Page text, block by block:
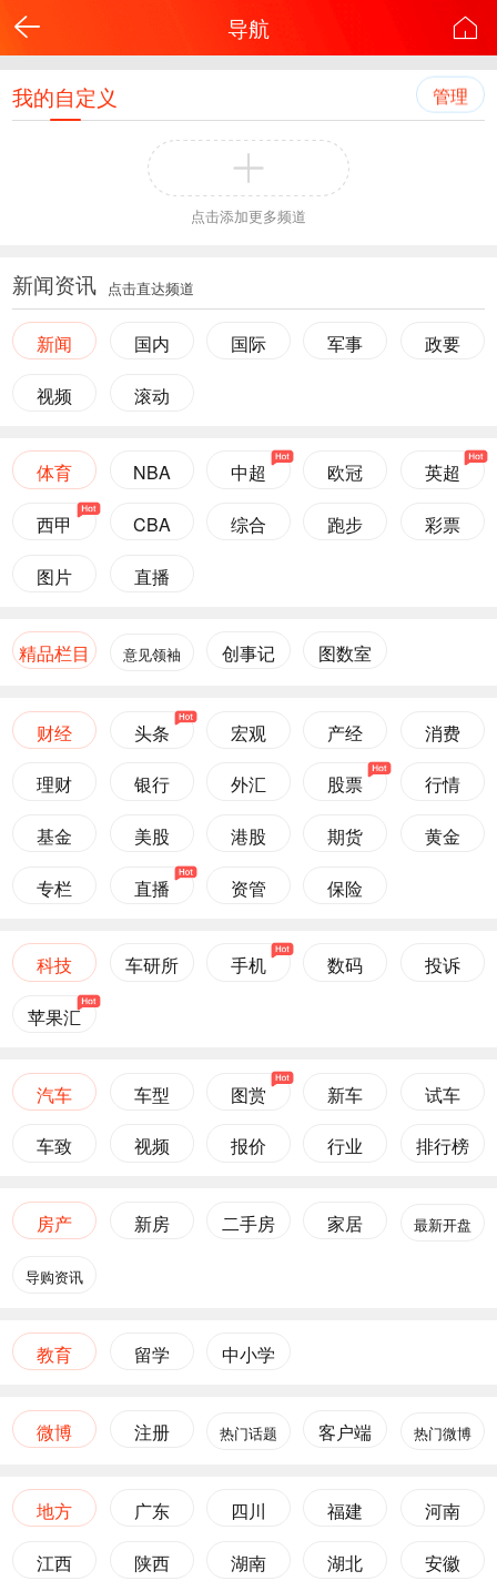
导航
我的自定义 管理
点击添加更多频道
新闻资讯 点击直达频道
新闻 国内 国际 军事 政要
视频 滚动
体育 NBA 中超 欧冠 英超
西甲 CBA 综合 跑步 彩票
图片 直播
精品栏目 意见领袖 创事记 图数室
财经 头条 宏观 产经 消费
理财 银行 外汇 股票 行情
基金 美股 港股 期货 黄金
专栏 直播 资管 保险
科技 车研所 手机 数码 投诉
苹果汇
汽车 车型 图赏 新车 试车
车致 视频 报价 行业 排行榜
房产 新房 二手房 家居 最新开盘
导购资讯
教育 留学 中小学
微博 注册 热门话题 客户端 热门微博
地方 广东 四川 福建 河南
江西 陕西 湖南 湖北 安徽